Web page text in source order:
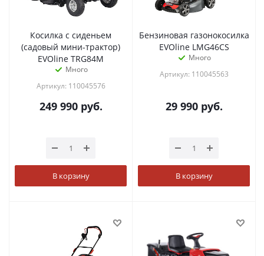
Косилка с сиденьем
(садовый мини-трактор)
EVOline TRG84M
Много
Артикул: 110045576
249 990руб.
В корзину
Бензиновая газонокосилка
EVOline LMG46CS
Много
Артикул: 110045563
29 990руб.
В корзину